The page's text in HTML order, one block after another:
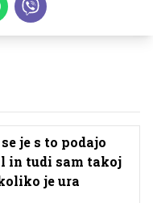
je s to podajo
in tudi sam takoj
je ura